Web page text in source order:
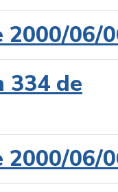
2000/06/
334 de
2000/06/